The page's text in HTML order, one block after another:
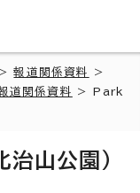
>報道関係資料
>
関係資料
> Park
山公園）